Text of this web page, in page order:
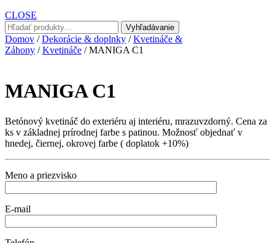
CLOSE
Hľadať:
Vyhľadávanie
Domov /Dekorácie & doplnky /Kvetináče &
Záhony /Kvetináče / MANIGA C1
MANIGA C1
Betónový kvetináč do exteriéru aj interiéru, mrazuvzdorný. Cena za
ks v základnej prírodnej farbe s patinou. Možnosť objednať v
hnedej, čiernej, okrovej farbe ( doplatok +10%)
Meno a priezvisko
E-mail